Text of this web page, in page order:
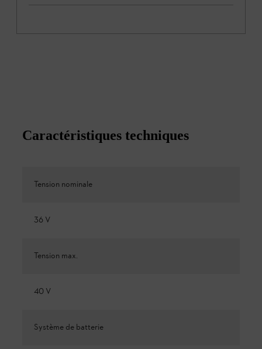
Caractéristiques techniques
Tension nominale
36 V
Tension max.
40 V
Système de batterie